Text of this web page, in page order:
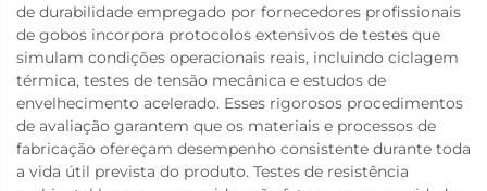
de durabilidade empregado por fornecedores profissionais
de gobos incorpora protocolos extensivos de testes que
simulam condições operacionais reais, incluindo ciclagem
térmica, testes de tensão mecânica e estudos de
envelhecimento acelerado. Esses rigorosos procedimentos
de avaliação garantem que os materiais e processos de
fabricação ofereçam desempenho consistente durante toda
a vida útil prevista do produto. Testes de resistência